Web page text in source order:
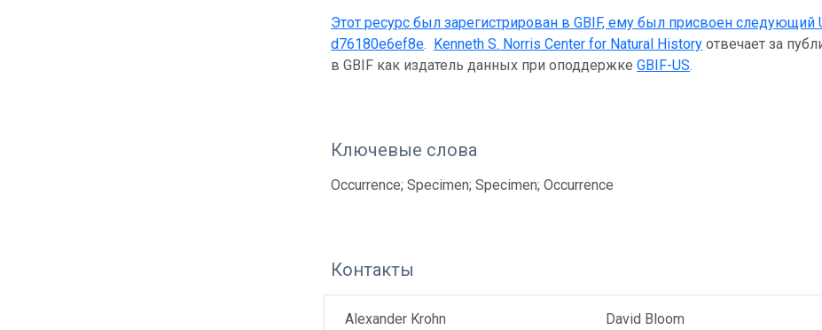
Этот ресурс был зарегистрирован в GBIF, ему был присвоен следующий
d76180e6ef8e. Kenneth S. Norris Center for Natural History отвечает за
в GBIF как издатель данных при оподдержкеGBIF-US.
Ключевые слова
Occurrence; Specimen; Specimen; Occurrence
Контакты
Alexander Krohn David Bloom